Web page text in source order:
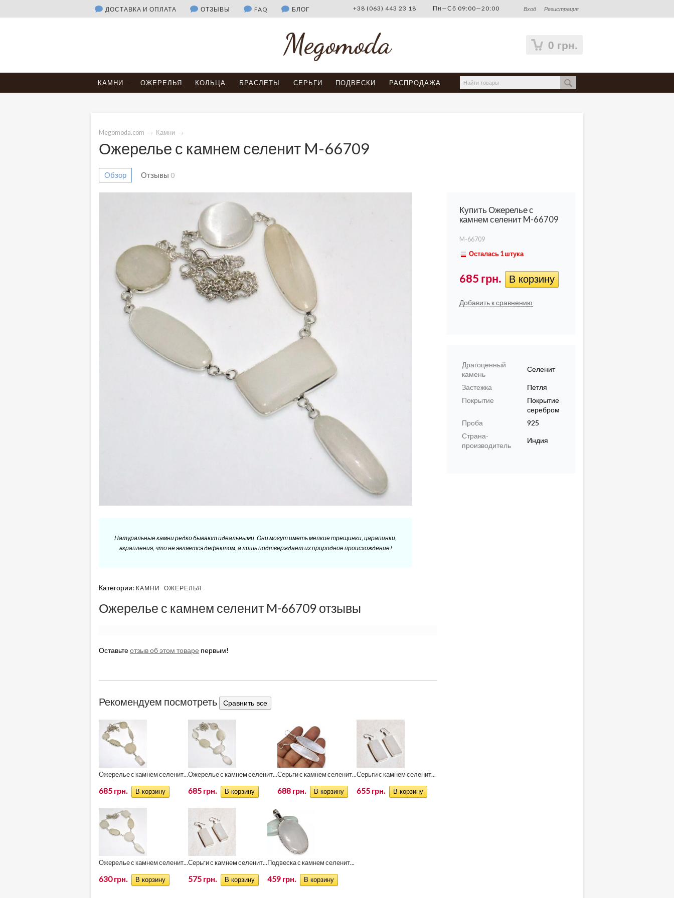
Вход Регистрация
+38 (063) 443 23 18 Пн—Сб 09:00—20:00
ДОСТАВКА И ОПЛАТА ОТЗЫВЫ FAQ БЛОГ
Megomoda 0 грн.
КАМНИ ОЖЕРЕЛЬЯ КОЛЬЦА БРАСЛЕТЫ СЕРЬГИ ПОДВЕСКИ РАСПРОДАЖА
Megomoda.com → Камни →
Ожерелье с камнем селенит M-66709
Обзор Отзывы 0
Купить Ожерелье с
камнем селенит M-66709
M-66709
Осталась 1 штука
685 грн.
Добавить к сравнению
Драгоценный
камень
Селенит
Застежка
Петля
Покрытие
Покрытие
серебром
Проба
925
Страна-
производитель
Индия
Натуральные камни редко бывают идеальными. Они могут иметь мелкие трещинки, царапинки,
вкрапления, что не является дефектом, а лишь подтверждает их природное происхождение!
Категории: КАМНИ ОЖЕРЕЛЬЯ
Ожерелье с камнем селенит M-66709 отзывы
Оставьтеотзыв об этом товаре первым!
Рекомендуем посмотреть
Ожерелье с камнем селенит...
685 грн.
Ожерелье с камнем селенит...
685 грн.
Серьги с камнем селенит...
688 грн.
Серьги с камнем селенит...
655 грн.
Ожерелье с камнем селенит...
630 грн.
Серьги с камнем селенит...
575 грн.
Подвеска с камнем селенит...
459 грн.